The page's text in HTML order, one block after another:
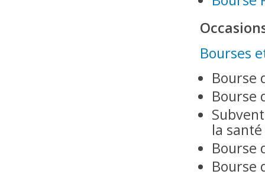
Bourses
Bourse
Bourse
la santé
Bourse
Bourse